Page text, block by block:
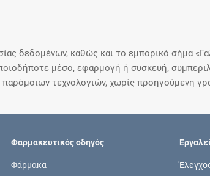
δεδομένων, καθώς και το εμπορικό σήμα
μέσο, εφαρμογή ή συσκευή,
τεχνολογιών, χωρίς προηγούμενη
Φαρμακευτικός οδηγός
Φάρμακα